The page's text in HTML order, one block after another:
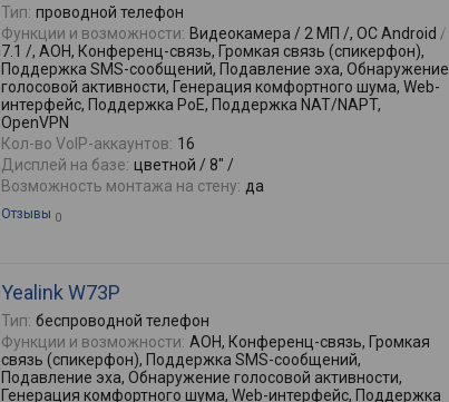
Тип: проводной телефон
Функции и возможности: Видеокамера / 2 МП /, ОС Android /
7.1 /, АОН, Конференц-связь, Громкая связь (спикерфон),
Поддержка SMS-сообщений, Подавление эха, Обнаружение
голосовой активности, Генерация комфортного шума, Web-
интерфейс, Поддержка PoE, Поддержка NAT/NAPT,
OpenVPN
Кол-во VoIP-аккаунтов: 16
Дисплей на базе: цветной / 8" /
Возможность монтажа на стену: да
Отзывы 0
Yealink W73P
Тип: беспроводной телефон
Функции и возможности: АОН, Конференц-связь, Громкая
связь (спикерфон), Поддержка SMS-сообщений,
Подавление эха, Обнаружение голосовой активности,
Генерация комфортного шума, Web-интерфейс, Поддержка